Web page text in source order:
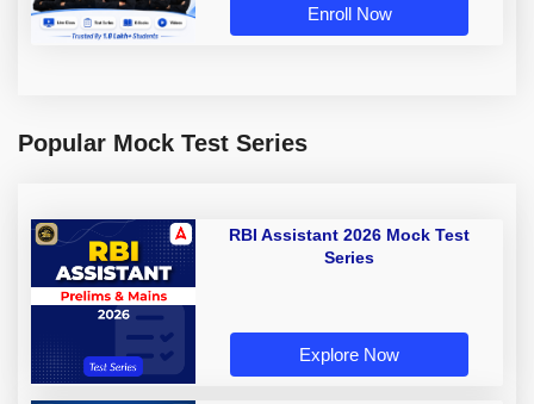
Enroll Now
Popular Mock Test Series
RBI Assistant 2026 Mock Test
Series
Explore Now